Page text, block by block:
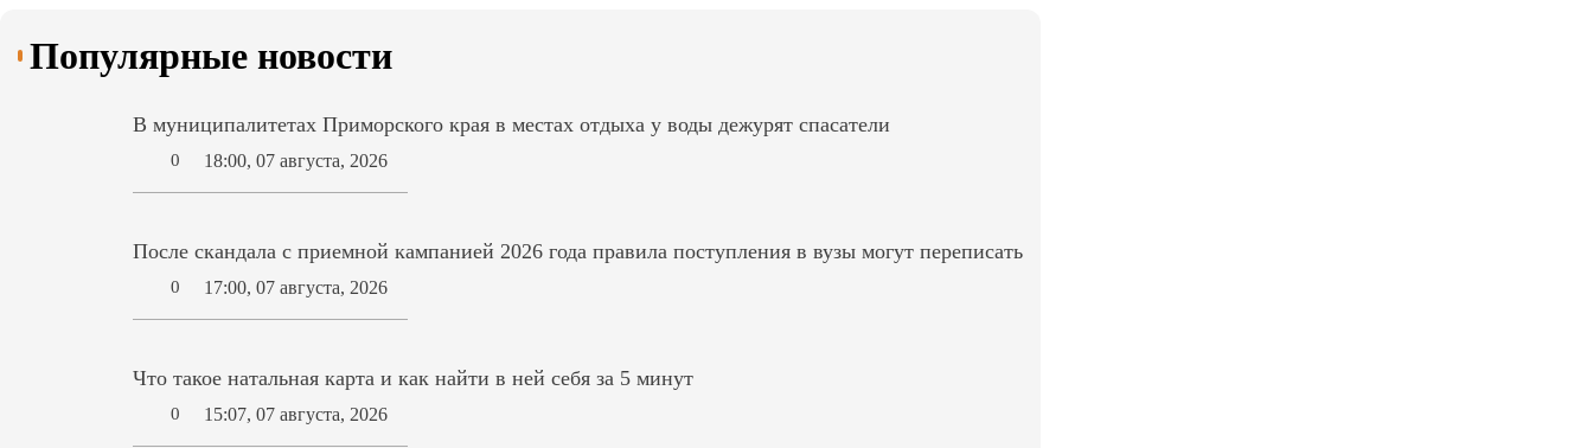
Популярные новости
В муниципалитетах Приморского края в местах отдыха у воды дежурят спасатели
0 18:00, 07 августа, 2026
После скандала с приемной кампанией 2026 года правила поступления в вузы могут переписать
0 17:00, 07 августа, 2026
Что такое натальная карта и как найти в ней себя за 5 минут
0 15:07, 07 августа, 2026